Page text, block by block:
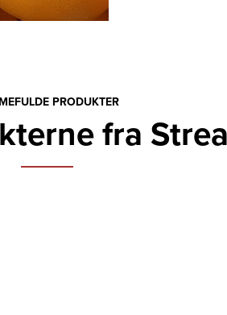
PRODUKTER
fra